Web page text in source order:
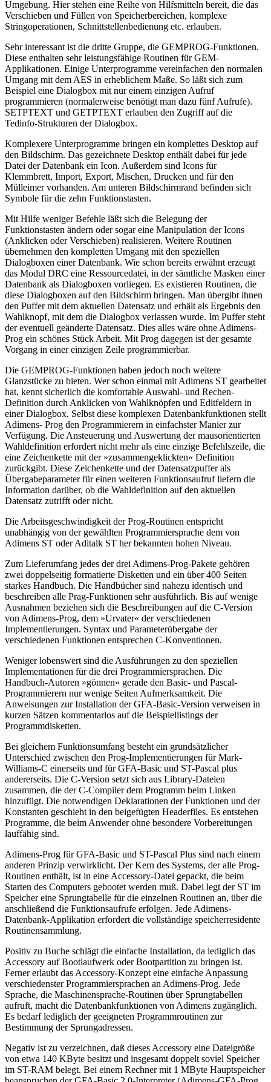
Umgebung. Hier stehen eine Reihe von Hilfsmitteln bereit, die das
Verschieben und Füllen von Speicherbereichen, komplexe
Stringoperationen, Schnittstellenbedienung etc. erlauben.
Sehr interessant ist die dritte Gruppe, die GEMPROG-Funktionen.
Diese enthalten sehr leistungsfähige Routinen für GEM-
Applikationen. Einige Unterprogramme vereinfachen den normalen
Umgang mit dem AES in erheblichem Maße. So läßt sich zum
Beispiel eine Dialogbox mit nur einem einzigen Aufruf
programmieren (normalerweise benötigt man dazu fünf Aufrufe).
SETPTEXT und GETPTEXT erlauben den Zugriff auf die
Tedinfo-Strukturen der Dialogbox.
Komplexere Unterprogramme bringen ein komplettes Desktop auf
den Bildschirm. Das gezeichnete Desktop enthält dabei für jede
Datei der Datenbank ein Icon. Außerdem sind Icons für
Klemmbrett, Import, Export, Mischen, Drucken und für den
Mülleimer vorhanden. Am unteren Bildschirmrand befinden sich
Symbole für die zehn Funktionstasten.
Mit Hilfe weniger Befehle läßt sich die Belegung der
Funktionstasten ändern oder sogar eine Manipulation der Icons
(Anklicken oder Verschieben) realisieren. Weitere Routinen
übernehmen den kompletten Umgang mit den speziellen
Dialogboxen einer Datenbank. Wie schon bereits erwähnt erzeugt
das Modul DRC eine Ressourcedatei, in der sämtliche Masken einer
Datenbank als Dialogboxen vorliegen. Es existieren Routinen, die
diese Dialogboxen auf den Bildschirm bringen. Man übergibt ihnen
den Puffer mit dem aktuellen Datensatz und erhält als Ergebnis den
Wahlknopf, mit dem die Dialogbox verlassen wurde. Im Puffer steht
der eventuell geänderte Datensatz. Dies alles wäre ohne Adimens-
Prog ein schönes Stück Arbeit. Mit Prog dagegen ist der gesamte
Vorgang in einer einzigen Zeile programmierbar.
Die GEMPROG-Funktionen haben jedoch noch weitere
Glanzstücke zu bieten. Wer schon einmal mit Adimens ST gearbeitet
hat, kennt sicherlich die komfortable Auswahl- und Rechen-
Definition durch Anklicken von Wahlknöpfen und Editfeldern in
einer Dialogbox. Selbst diese komplexen Datenbankfunktionen stellt
Adimens- Prog den Programmierern in einfachster Manier zur
Verfügung. Die Ansteuerung und Auswertung der mausorientierten
Wahldefinition erfordert nicht mehr als eine einzige Befehlszeile, die
eine Zeichenkette mit der »zusammengeklickten« Definition
zurückgibt. Diese Zeichenkette und der Datensatzpuffer als
Übergabeparameter für einen weiteren Funktionsaufruf liefern die
Information darüber, ob die Wahldefinition auf den aktuellen
Datensatz zutrifft oder nicht.
Die Arbeitsgeschwindigkeit der Prog-Routinen entspricht
unabhängig von der gewählten Programmiersprache dem von
Adimens ST oder Aditalk ST her bekannten hohen Niveau.
Zum Lieferumfang jedes der drei Adimens-Prog-Pakete gehören
zwei doppelseitig formatierte Disketten und ein über 400 Seiten
starkes Handbuch. Die Handbücher sind nahezu identisch und
beschreiben alle Prag-Funktionen sehr ausführlich. Bis auf wenige
Ausnahmen beziehen sich die Beschreibungen auf die C-Version
von Adimens-Prog, dem »Urvater« der verschiedenen
Implementierungen. Syntax und Parameterübergabe der
verschiedenen Funktionen entsprechen C-Konventionen.
Weniger lobenswert sind die Ausführungen zu den speziellen
Implementationen für die drei Programmiersprachen. Die
Handbuch-Autoren »gönnen« gerade den Basic- und Pascal-
Programmierern nur wenige Seiten Aufmerksamkeit. Die
Anweisungen zur Installation der GFA-Basic-Version verweisen in
kurzen Sätzen kommentarlos auf die Beispiellistings der
Programmdisketten.
Bei gleichem Funktionsumfang besteht ein grundsätzlicher
Unterschied zwischen den Prog-Implementierungen für Mark-
Williams-C einerseits und für GFA-Basic und ST-Pascal plus
andererseits. Die C-Version setzt sich aus Library-Dateien
zusammen, die der C-Compiler dem Programm beim Linken
hinzufügt. Die notwendigen Deklarationen der Funktionen und der
Konstanten geschieht in den beigefügten Headerfiles. Es entstehen
Programme, die beim Anwender ohne besondere Vorbereitungen
lauffähig sind.
Adimens-Prog für GFA-Basic und ST-Pascal Plus sind nach einem
anderen Prinzip verwirklicht. Der Kern des Systems, der alle Prog-
Routinen enthält, ist in eine Accessory-Datei gepackt, die beim
Starten des Computers gebootet werden muß. Dabei legt der ST im
Speicher eine Sprungtabelle für die einzelnen Routinen an, über die
anschließend die Funktionsaufrufe erfolgen. Jede Adimens-
Datenbank-Applikation erfordert die vollständige speicherresidente
Routinensammlung.
Positiv zu Buche schlägt die einfache Installation, da lediglich das
Accessory auf Bootlaufwerk oder Bootpartition zu bringen ist.
Ferner erlaubt das Accessory-Konzept eine einfache Anpassung
verschiedenster Programmiersprachen an Adimens-Prog. Jede
Sprache, die Maschinensprache-Routinen über Sprungtabellen
aufruft, macht die Datenbankfunktionen von Adimens zugänglich.
Es bedarf lediglich der geeigneten Programmroutinen zur
Bestimmung der Sprungadressen.
Negativ ist zu verzeichnen, daß dieses Accessory eine Dateigröße
von etwa 140 KByte besitzt und insgesamt doppelt soviel Speicher
im ST-RAM belegt. Bei einem Rechner mit 1 MByte Hauptspeicher